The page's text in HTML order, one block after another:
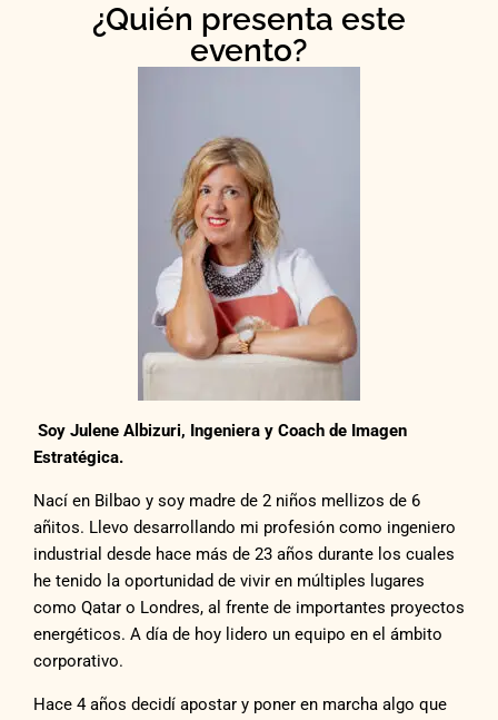
¿Quién presenta este
evento?
Soy Julene Albizuri, Ingeniera y Coach de Imagen
Estratégica.
Nací en Bilbao y soy madre de 2 niños mellizos de 6
añitos. Llevo desarrollando mi profesión como ingeniero
industrial desde hace más de 23 años durante los cuales
he tenido la oportunidad de vivir en múltiples lugares
como Qatar o Londres, al frente de importantes proyectos
energéticos. A día de hoy lidero un equipo en el ámbito
corporativo.
Hace 4 años decidí apostar y poner en marcha algo que